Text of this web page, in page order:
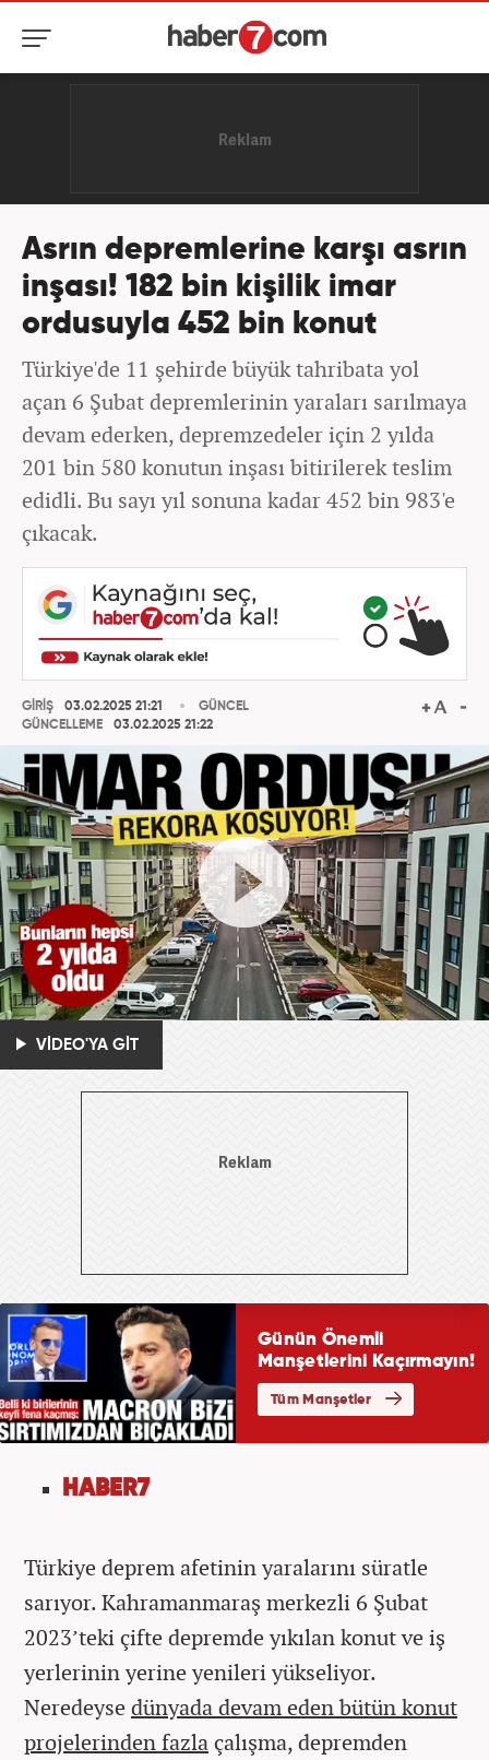
Asrın depremlerine karşı asrın
inşası! 182 bin kişilik imar
ordusuyla 452 bin konut
Türkiye'de 11 şehirde büyük tahribata yol
açan 6 Şubat depremlerinin yaraları sarılmaya
devam ederken, depremzedeler için 2 yılda
201 bin 580 konutun inşası bitirilerek teslim
edidli. Bu sayı yıl sonuna kadar 452 bin 983'e
çıkacak.
GİRİŞ
03.02.2025 21:21
GÜNCELLEME
03.02.2025 21:22
GÜNCEL
VİDEO'YA GİT
HABER7
Türkiye deprem afetinin yaralarını süratle
sarıyor. Kahramanmaraş merkezli 6 Şubat
2023’teki çifte depremde yıkılan konut ve iş
yerlerinin yerine yenileri yükseliyor.
Neredeyse dünyada devam eden bütün konut
projelerinden fazlaçalışma, depremden